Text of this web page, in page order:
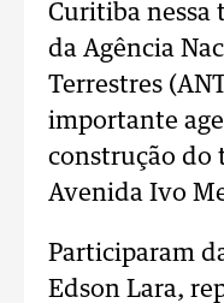
Curitiba nessa
da Agência
Terrestres
importante
construção do
Avenida Ivo
Participaram
Edson Lara,